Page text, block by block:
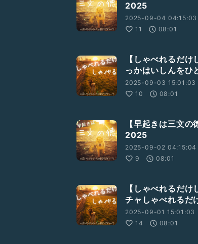
2025
2025-09-04 04:15:03
11
08:01
【しゃべれるだ
っかはいしんをひ
2025-09-03 15:01:03
10
08:01
【早起きは三文
2025
2025-09-02 04:15:04
9
08:01
【しゃべれるだ
チャしゃべれるだ
2025-09-01 15:01:03
14
08:01